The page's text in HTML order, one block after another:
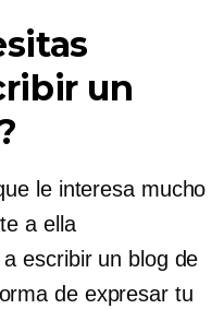
un
le interesa mucho
a ella
escribir un blog de
de expresar tu